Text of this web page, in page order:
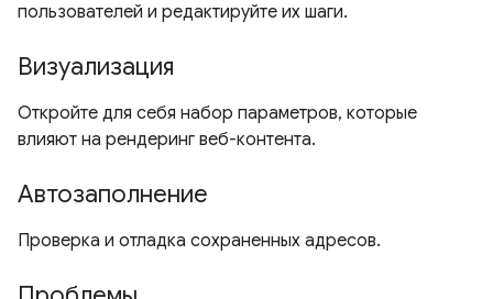
пользователей и редактируйте их шаги.
Визуализация
Откройте для себя набор параметров, которые
влияют на рендеринг веб-контента.
Автозаполнение
Проверка и отладка сохраненных адресов.